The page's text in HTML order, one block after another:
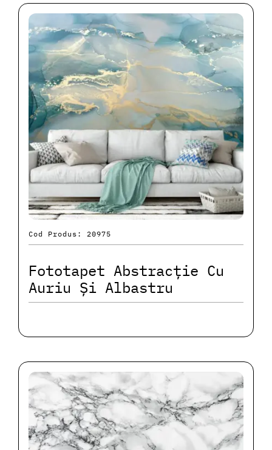
Cod Produs: 20975
Fototapet Abstracție Cu
Auriu Și Albastru